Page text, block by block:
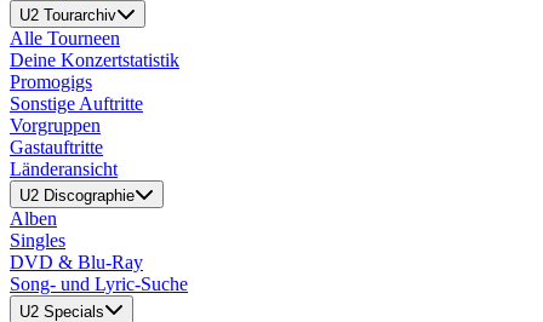
U2 Tourarchiv
Alle Tourneen
Deine Konzertstatistik
Promogigs
Sonstige Auftritte
Vorgruppen
Gastauftritte
Länderansicht
U2 Discographie
Alben
Singles
DVD & Blu-Ray
Song- und Lyric-Suche
U2 Specials